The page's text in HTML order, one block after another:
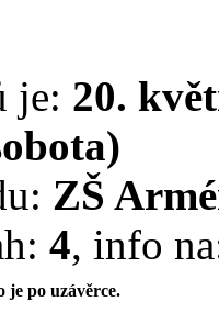
je: 20.
ZŠ
4, info
je po uzávěrce.